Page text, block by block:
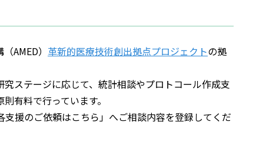
AMED） 革新的医療技術創出拠点プロジェクトの拠
ステージに応じて、統計相談やプロトコール作成支
有料で行っています。
援のご依頼はこちら」へご相談内容を登録してくだ